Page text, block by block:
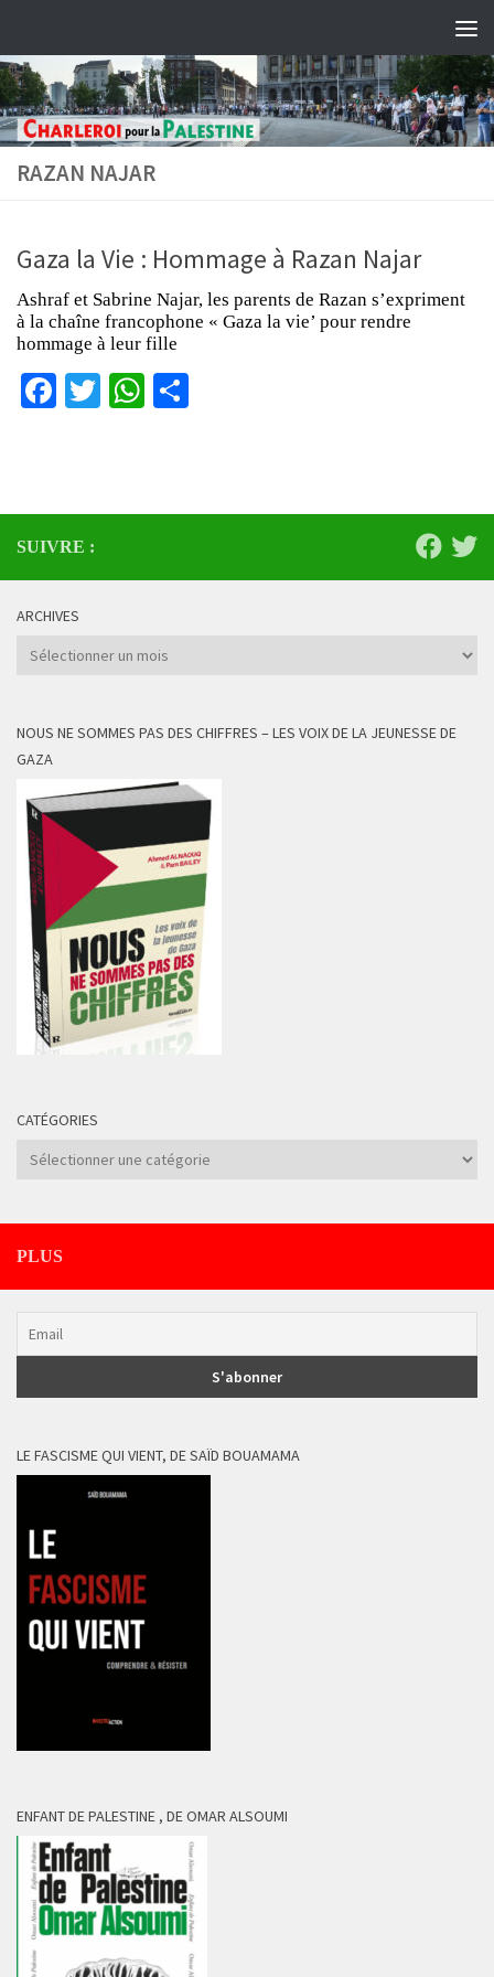
RAZAN NAJAR
Gaza la Vie : Hommage à Razan Najar
Ashraf et Sabrine Najar, les parents de Razan s’expriment
à la chaîne francophone « Gaza la vie’ pour rendre
hommage à leur fille
Facebook
TwitterWhatsApp
SUIVRE :
ARCHIVES
Archives
NOUS NE SOMMES PAS DES CHIFFRES – LES VOIX DE LA JEUNESSE DE
GAZA
CATÉGORIES
Catégories
PLUS
LE FASCISME QUI VIENT, DE SAÏD BOUAMAMA
ENFANT DE PALESTINE , DE OMAR ALSOUMI